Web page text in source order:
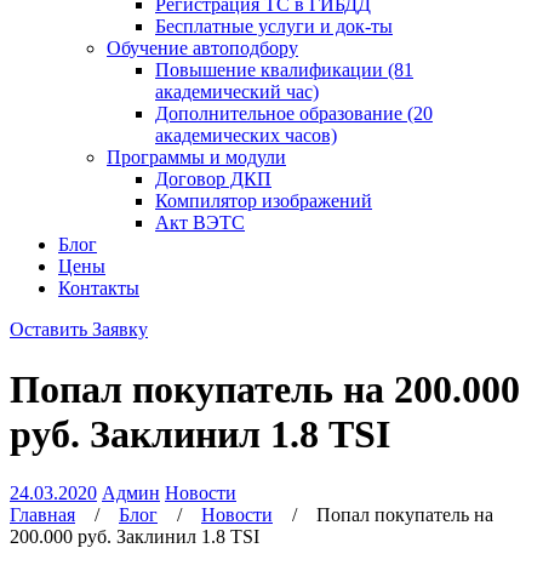
Регистрация ТС в ГИБДД
Бесплатные услуги и док-ты
Обучение автоподбору
Повышение квалификации (81
академический час)
Дополнительное образование (20
академических часов)
Программы и модули
Договор ДКП
Компилятор изображений
Акт ВЭТС
Блог
Цены
Контакты
Оставить Заявку
Попал покупатель на 200.000
руб. Заклинил 1.8 TSI
24.03.2020 Админ Новости
Главная / Блог / Новости / Попал покупатель на
200.000 руб. Заклинил 1.8 TSI